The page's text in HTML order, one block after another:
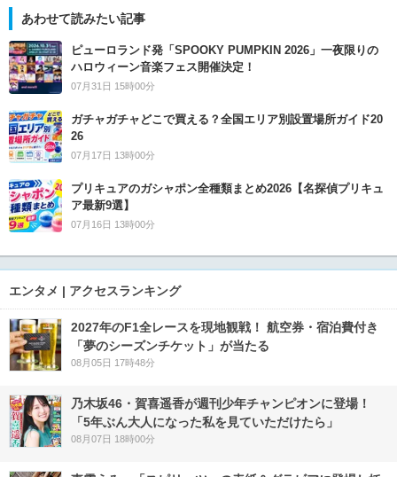
あわせて読みたい記事
ピューロランド発「SPOOKY PUMPKIN 2026」一夜限りの
ハロウィーン音楽フェス開催決定！
07月31日 15時00分
ガチャガチャどこで買える？全国エリア別設置場所ガイド20
26
07月17日 13時00分
プリキュアのガシャポン全種類まとめ2026【名探偵プリキュ
ア最新9選】
07月16日 13時00分
エンタメ | アクセスランキング
2027年のF1全レースを現地観戦！ 航空券・宿泊費付き
「夢のシーズンチケット」が当たる
08月05日 17時48分
乃木坂46・賀喜遥香が週刊少年チャンピオンに登場！
「5年ぶん大人になった私を見ていただけたら」
08月07日 18時00分